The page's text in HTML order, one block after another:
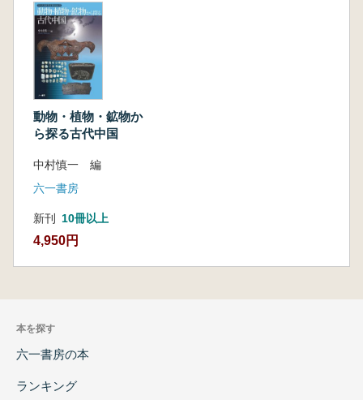
動物・植物・鉱物か
ら探る古代中国
中村慎一 編
六一書房
新刊 10冊以上
4,950円
本を探す
六一書房の本
ランキング